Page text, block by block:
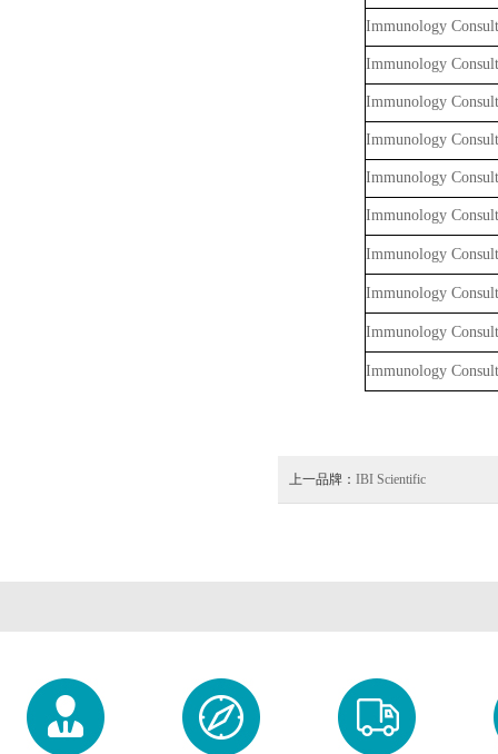
Immunology
Immunology
Immunology
Immunology
Immunology
Immunology
Immunology
Immunology
Immunology
Immunology
上一品牌： IBI Scientific